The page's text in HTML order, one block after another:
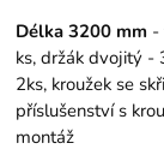
Délka 3200 mm -
ks, držák dvojitý -
2ks, kroužek se
příslušenství s
montáž